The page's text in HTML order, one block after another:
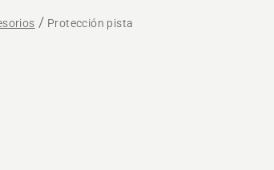
Protección pista